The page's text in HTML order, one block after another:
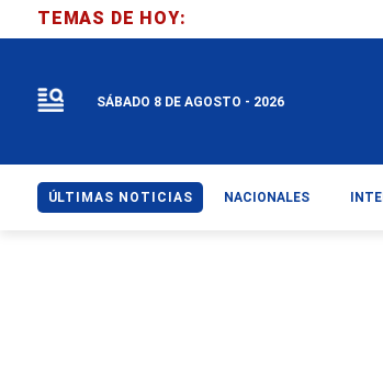
TEMAS DE HOY:
SÁBADO 8 DE AGOSTO - 2026
ÚLTIMAS NOTICIAS NACIONALES